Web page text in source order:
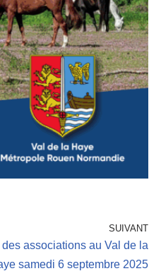
SUIVANT
associations au Val de la
samedi 6 septembre 2025